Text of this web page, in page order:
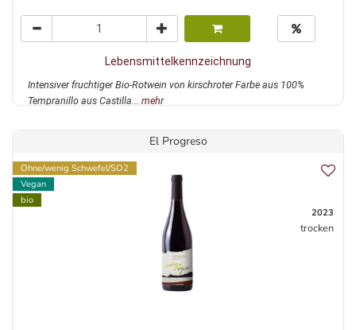
Lebensmittelkennzeichnung
Intensiver fruchtiger Bio-Rotwein von kirschroter Farbe aus 100%
Tempranillo aus Castilla... mehr
El Progreso
Ohne/wenig Schwefel/SO2
Vegan
bio
2023
trocken